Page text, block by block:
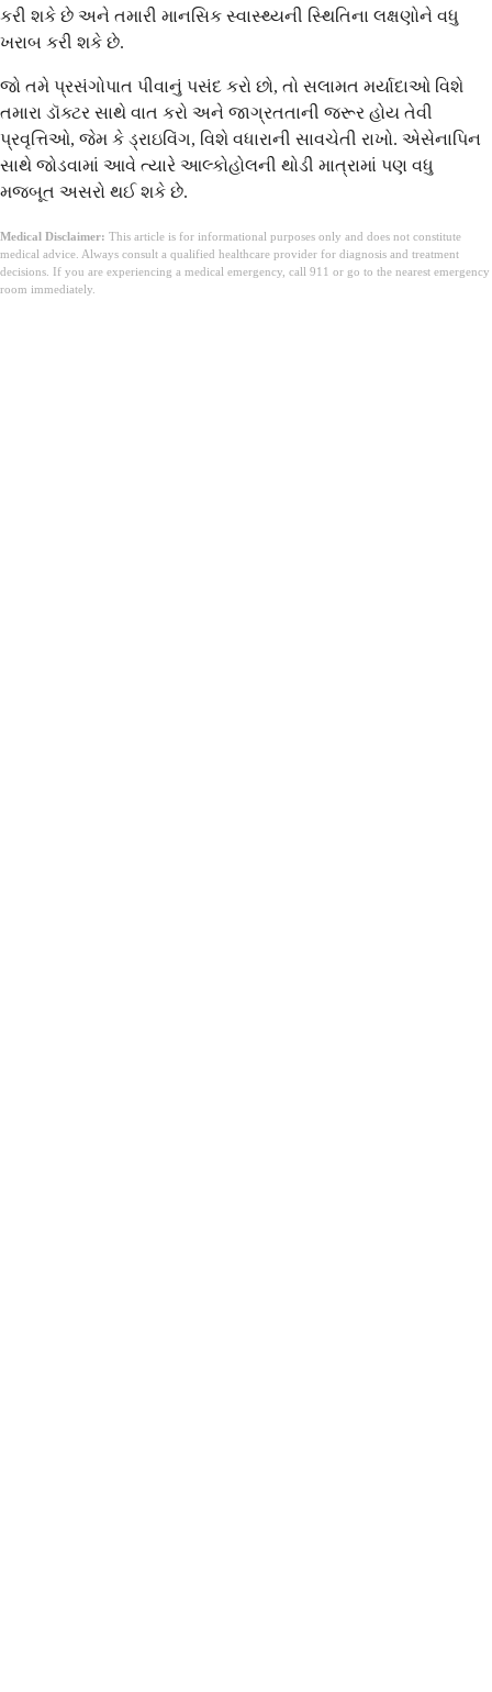
કરી શકે છે અને તમારી માનસિક સ્વાસ્થ્યની સ્થિતિના લક્ષણોને વધુ
ખરાબ કરી શકે છે.
જો તમે પ્રસંગોપાત પીવાનું પસંદ કરો છો, તો સલામત મર્યાદાઓ વિશે
તમારા ડૉક્ટર સાથે વાત કરો અને જાગ્રતતાની જરૂર હોય તેવી
પ્રવૃત્તિઓ, જેમ કે ડ્રાઇવિંગ, વિશે વધારાની સાવચેતી રાખો. એસેનાપિન
સાથે જોડવામાં આવે ત્યારે આલ્કોહોલની થોડી માત્રામાં પણ વધુ
મજબૂત અસરો થઈ શકે છે.
Medical Disclaimer: This article is for informational purposes only and does not constitute
medical advice. Always consult a qualified healthcare provider for diagnosis and treatment
decisions. If you are experiencing a medical emergency, call 911 or go to the nearest emergency
room immediately.